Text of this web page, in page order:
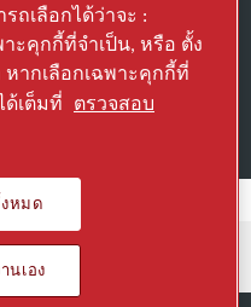
เลือกได้ว่าจะ :
ะคุกกี้ที่จำเป็น, หรือ ตั้ง
หากเลือกเฉพาะคุกกี้ที่
ด้เต็มที่ ตรวจสอบ
หมด
นเอง